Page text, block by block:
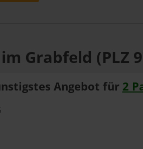
Grabfeld (PLZ
Angebot für 2